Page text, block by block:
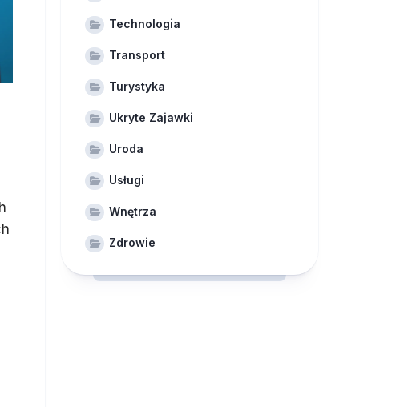
Technologia
Transport
Turystyka
Ukryte Zajawki
Uroda
Usługi
Wnętrza
Zdrowie